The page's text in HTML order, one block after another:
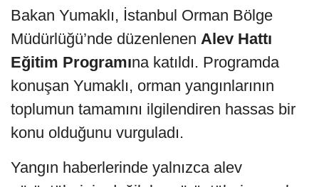
Bakan Yumaklı, İstanbul Orman Bölge
Müdürlüğü’nde düzenlenen Alev Hattı
Eğitim Programına katıldı. Programda
konuşan Yumaklı, orman yangınlarının
toplumun tamamını ilgilendiren hassas bir
konu olduğunu vurguladı.
Yangın haberlerinde yalnızca alev